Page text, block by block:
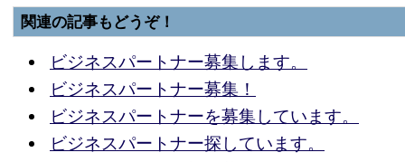
関連の記事もどうぞ！
ビジネスパートナー募集します。
ビジネスパートナー募集！
ビジネスパートナーを募集しています。
ビジネスパートナー探しています。